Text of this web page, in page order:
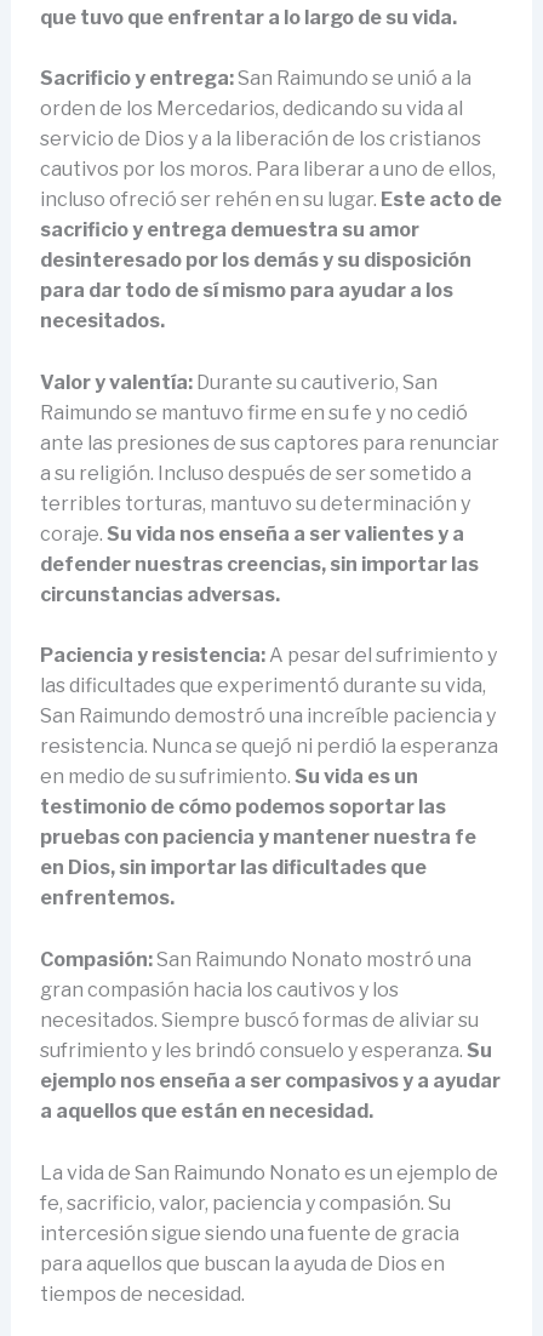
que tuvo que enfrentar a lo largo de su vida.
Sacrificio y entrega:San Raimundo se unió a la
orden de los Mercedarios, dedicando su vida al
servicio de Dios y a la liberación de los cristianos
cautivos por los moros. Para liberar a uno de ellos,
incluso ofreció ser rehén en su lugar. Este acto de
sacrificio y entrega demuestra su amor
desinteresado por los demás y su disposición
para dar todo de sí mismo para ayudar a los
necesitados.
Valor y valentía:Durante su cautiverio, San
Raimundo se mantuvo firme en su fe y no cedió
ante las presiones de sus captores para renunciar
a su religión. Incluso después de ser sometido a
terribles torturas, mantuvo su determinación y
coraje. Su vida nos enseña a ser valientes y a
defender nuestras creencias, sin importar las
circunstancias adversas.
Paciencia y resistencia:A pesar del sufrimiento y
las dificultades que experimentó durante su vida,
San Raimundo demostró una increíble paciencia y
resistencia. Nunca se quejó ni perdió la esperanza
en medio de su sufrimiento. Su vida es un
testimonio de cómo podemos soportar las
pruebas con paciencia y mantener nuestra fe
en Dios, sin importar las dificultades que
enfrentemos.
Compasión:San Raimundo Nonato mostró una
gran compasión hacia los cautivos y los
necesitados. Siempre buscó formas de aliviar su
sufrimiento y les brindó consuelo y esperanza. Su
ejemplo nos enseña a ser compasivos y a ayudar
a aquellos que están en necesidad.
La vida de San Raimundo Nonato es un ejemplo de
fe, sacrificio, valor, paciencia y compasión. Su
intercesión sigue siendo una fuente de gracia
para aquellos que buscan la ayuda de Dios en
tiempos de necesidad.